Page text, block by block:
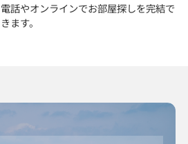
電話やオンラインでお部屋探しを完結で
きます。